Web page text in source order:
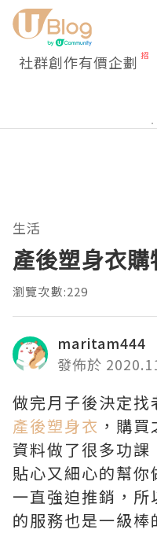
社群創作有價企劃
生活
產後塑身衣購
瀏覽次數:229
maritam444
發佈於
做完月子後決定
產後塑身衣 ，購
資料做了很多功
貼心又細心的幫
一直強迫推銷，所
的服務也是一級棒